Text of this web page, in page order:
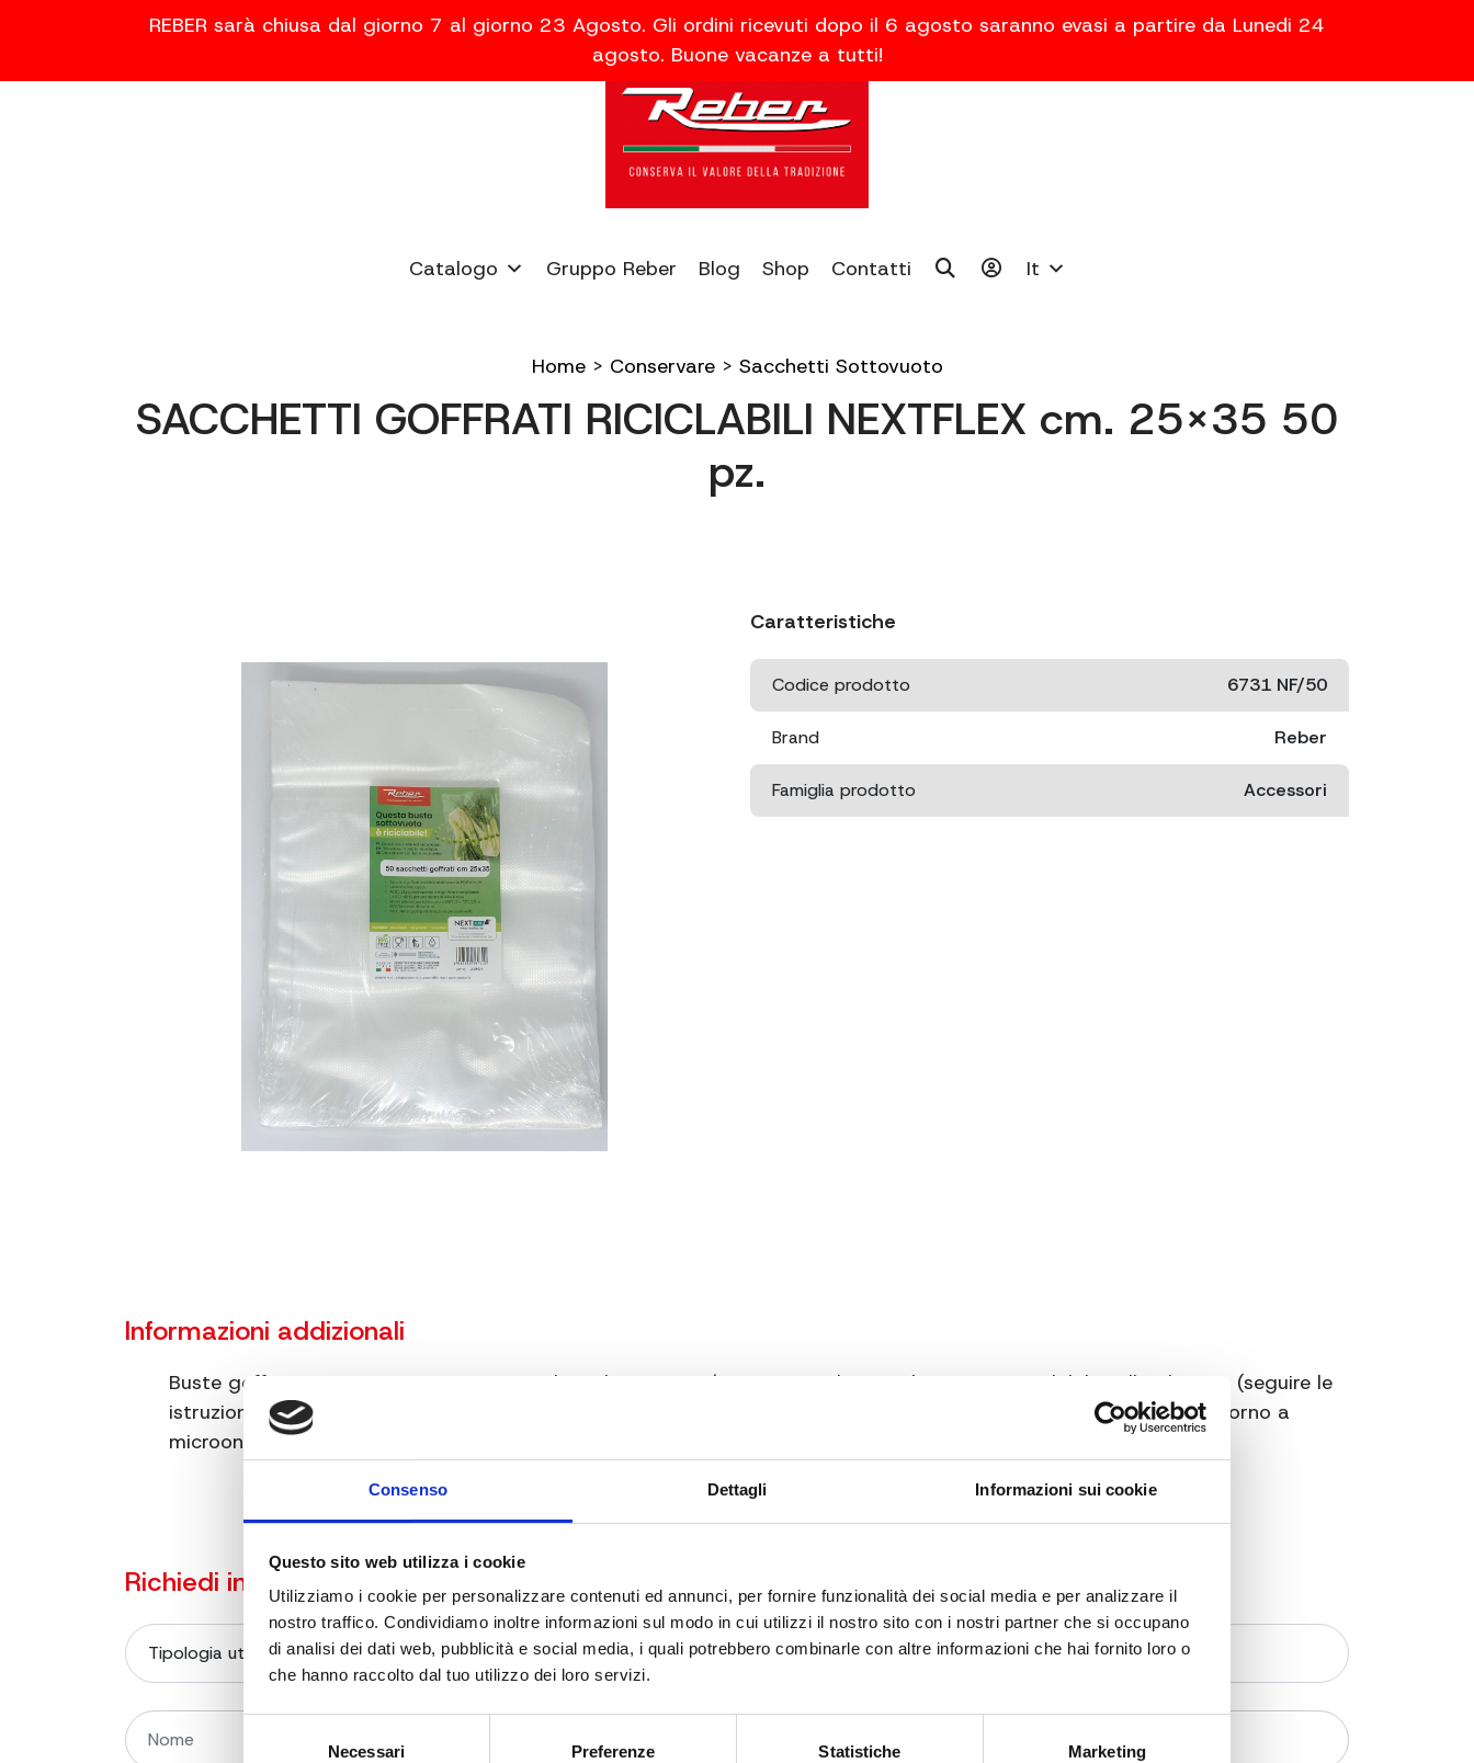
Consenso Dettagli Informazioni sui cookie
Questo sito web utilizza i cookie
Utilizziamo i cookie per personalizzare contenuti ed annunci, per fornire funzionalità dei social media e per analizzare il
nostro traffico. Condividiamo inoltre informazioni sul modo in cui utilizzi il nostro sito con i nostri partner che si occupano
di analisi dei dati web, pubblicità e social media, i quali potrebbero combinarle con altre informazioni che hai fornito loro o
che hanno raccolto dal tuo utilizzo dei loro servizi.
Necessari Preferenze Statistiche Marketing
REBER sarà chiusa dal giorno 7 al giorno 23 Agosto. Gli ordini ricevuti dopo il 6 agosto saranno evasi a partire da Lunedi 24
agosto. Buone vacanze a tutti!
Catalogo Gruppo Reber Blog Shop Contatti It
Home> Conservare> Sacchetti Sottovuoto
SACCHETTI GOFFRATI RICICLABILI NEXTFLEX cm. 25×35 50
pz.
Caratteristiche
Codice prodotto 6731 NF/50
Brand Reber
Famiglia prodotto Accessori
Informazioni addizionali
Buste goffrate per sottovuoto – Materiale multistrato PP/PE – Materiale completamente riciclabile nella plastica (seguire le
istruzioni del proprio comunce di residenza) – Spessore 90/100 micron – Utilizzabili in frigorifero, congelatore e forno a
microonde – Adatte alla cottura sottovuoto fino a una temperatura di 100° per 4 ore
Richiedi informazioni sul prodotto